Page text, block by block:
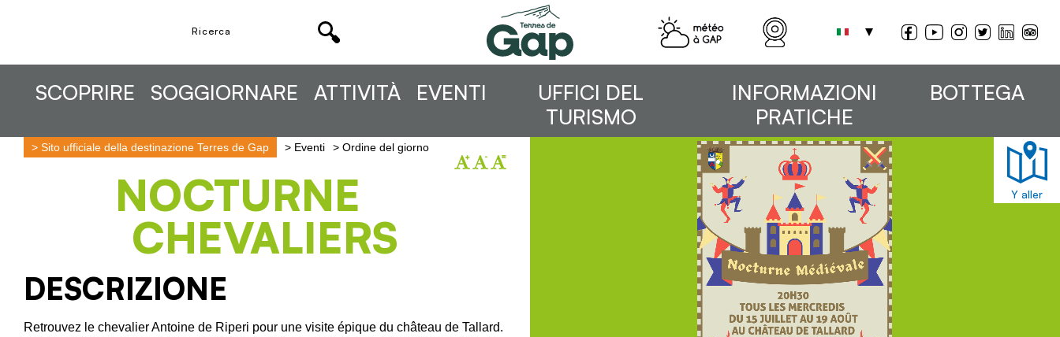
SCOPRIRE SOGGIORNARE ATTIVITÀ EVENTI
UFFICI DEL
TURISMO
INFORMAZIONI
PRATICHE
BOTTEGA
> Sito ufficiale della destinazione Terres de Gap > Eventi > Ordine del giorno
NOCTURNE
CHEVALIERS
DESCRIZIONE
Retrouvez le chevalier Antoine de Riperi pour une visite épique du château de Tallard.
Y aller